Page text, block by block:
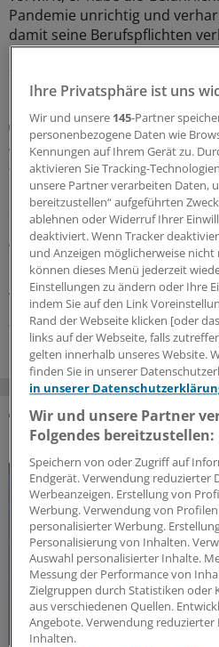
Pandemie unrichtig und
damit seine Berufspflichten
27.07.2026
Juli-Sitzung des CHMP
Acht Pharma-Innovationen
zur EU-Zulassung
Neue Ansätze gegen zu hohe
einen Schwerpunkt der
bei der EMA: Auch gab es
Wirkstoffe gegen Plaque-
Cholangitis, COVID-19, AMD
Adrenoleukodystrophie.
24.07.2026
DAS KÖNNTE SIE
Ihre Privatsphäre ist uns
Wir und unsere 145-Partner
personenbezogene Daten wie
Kennungen auf Ihrem Gerät zu.
aktivieren Sie Tracking-
unsere Partner verarbeiten Daten,
bereitzustellen“ aufgeführten
ablehnen oder Widerruf Ihrer
deaktiviert. Wenn Tracker
und Anzeigen möglicherweise nicht
können dieses Menü jederzeit
Einstellungen zu ändern oder Ihre
indem Sie auf den Link
Rand der Webseite klicken [oder
links auf der Webseite, falls
gelten innerhalb unseres Website.
finden Sie in unserer
in unserer
Wir und unsere Partner
Folgendes bereitzustellen:
Speichern von oder Zugriff auf
Endgerät. Verwendung reduzierter
Werbeanzeigen. Erstellung von
Werbung. Verwendung von
personalisierter Werbung.
Personalisierung von Inhalten.
Auswahl personalisierter Inhalte.
Messung der Performance von
Zielgruppen durch Statistiken oder
aus verschiedenen Quellen.
Angebote. Verwendung reduzierter
Inhalten.